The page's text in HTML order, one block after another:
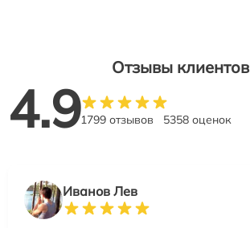
Отзывы клиентов
4.91799 отзывов 5358 оценок
Иванов Лев